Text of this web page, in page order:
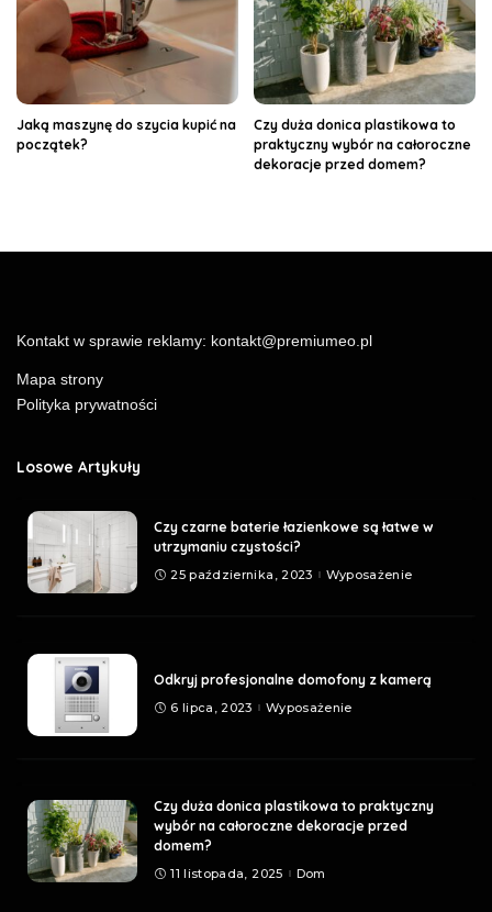
Jaką maszynę do szycia kupić na
początek?
Czy duża donica plastikowa to
praktyczny wybór na całoroczne
dekoracje przed domem?
Kontakt w sprawie reklamy: kontakt@premiumeo.pl
Mapa strony
Polityka prywatności
Losowe Artykuły
Czy czarne baterie łazienkowe są łatwe w
utrzymaniu czystości?
25 października, 2023 Wyposażenie
Odkryj profesjonalne domofony z kamerą
6 lipca, 2023 Wyposażenie
Czy duża donica plastikowa to praktyczny
wybór na całoroczne dekoracje przed
domem?
11 listopada, 2025 Dom